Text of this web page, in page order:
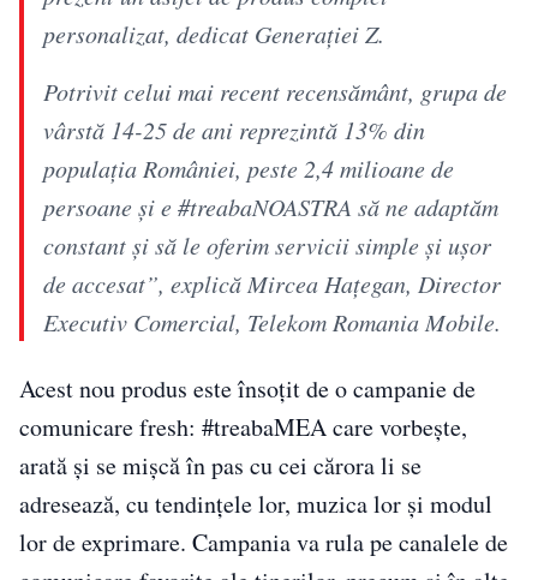
personalizat, dedicat Generației Z.
Potrivit celui mai recent recensământ, grupa de
vârstă 14-25 de ani reprezintă 13% din
populația României, peste 2,4 milioane de
persoane și e #treabaNOASTRA să ne adaptăm
constant și să le oferim servicii simple și ușor
de accesat”, explică Mircea Hațegan, Director
Executiv Comercial, Telekom Romania Mobile.
Acest nou produs este însoțit de o campanie de
comunicare fresh: #treabaMEA care vorbește,
arată și se mișcă în pas cu cei cărora li se
adresează, cu tendințele lor, muzica lor și modul
lor de exprimare. Campania va rula pe canalele de